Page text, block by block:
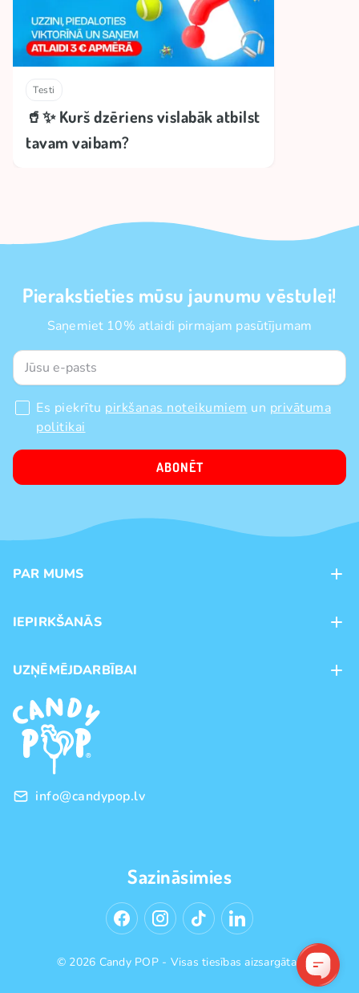
Testi
🥤✨ Kurš dzēriens vislabāk atbilst
tavam vaibam?
Pierakstieties mūsu jaunumu vēstulei!
Saņemiet 10% atlaidi pirmajam pasūtījumam
Es piekrītu pirkšanas noteikumiem un privātuma
politikai
ABONĒT
PAR MUMS
Veikali
Preču zīmoli
IEPIRKŠANĀS
Piegāde
Pirkšanas noteikumi
Privātuma politika
UZŅĒMĒJDARBĪBAI
Franšīze
Vairumtirdzniecība
info@candypop.lv
Sazināsimies
© 2026 Candy POP - Visas tiesības aizsargātas